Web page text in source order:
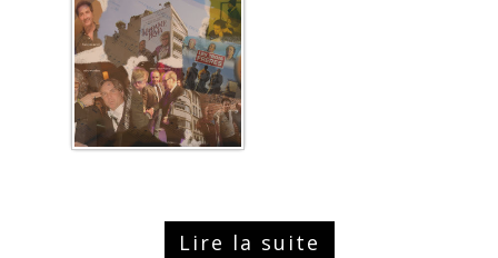
Lire la suite